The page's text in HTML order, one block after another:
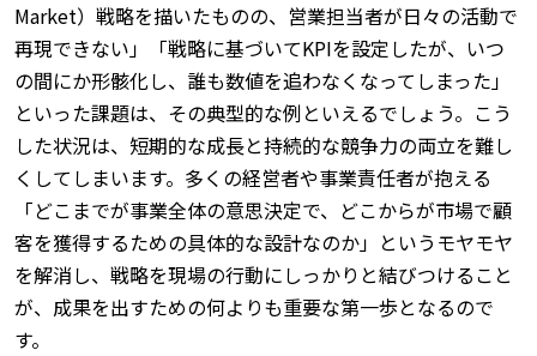
Market）戦略を描いたものの、営業担当者が日々の活動で
再現できない」「戦略に基づいてKPIを設定したが、いつ
の間にか形骸化し、誰も数値を追わなくなってしまった」
といった課題は、その典型的な例といえるでしょう。 こう
した状況は、短期的な成長と持続的な競争力の両立を難し
くしてしまいます。 多くの経営者や事業責任者が抱える
「どこまでが事業全体の意思決定で、どこからが市場で顧
客を獲得するための具体的な設計なのか」というモヤモヤ
を解消し、戦略を現場の行動にしっかりと結びつけること
が、成果を出すための何よりも重要な第一歩となるので
す。